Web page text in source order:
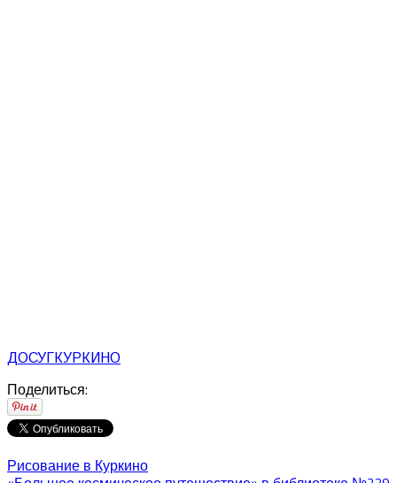
ДОСУГКУРКИНО
Поделиться:
Рисование в Куркино